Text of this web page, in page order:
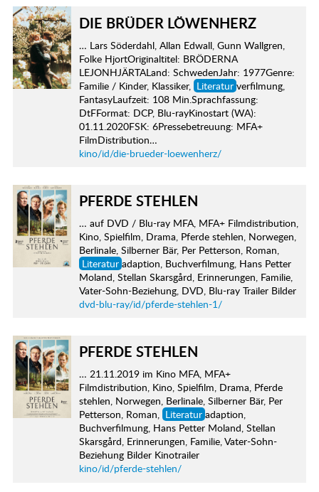
DIE BRÜDER LÖWENHERZ
… Lars Söderdahl, Allan Edwall, Gunn Wallgren,
Folke HjortOriginaltitel: BRÖDERNA
LEJONHJÄRTALand: SchwedenJahr: 1977Genre:
Familie / Kinder, Klassiker, Literatur verfilmung,
FantasyLaufzeit: 108 Min.Sprachfassung:
DtFFormat: DCP, Blu-rayKinostart (WA):
01.11.2020FSK: 6Pressebetreuung: MFA+
FilmDistribution…
kino/id/die-brueder-loewenherz/
PFERDE STEHLEN
… auf DVD / Blu-ray MFA, MFA+ Filmdistribution,
Kino, Spielfilm, Drama, Pferde stehlen, Norwegen,
Berlinale, Silberner Bär, Per Petterson, Roman,
Literatur adaption, Buchverfilmung, Hans Petter
Moland, Stellan Skarsgård, Erinnerungen, Familie,
Vater-Sohn-Beziehung, DVD, Blu-ray Trailer Bilder
dvd-blu-ray/id/pferde-stehlen-1/
PFERDE STEHLEN
… 21.11.2019 im Kino MFA, MFA+
Filmdistribution, Kino, Spielfilm, Drama, Pferde
stehlen, Norwegen, Berlinale, Silberner Bär, Per
Petterson, Roman, Literatur adaption,
Buchverfilmung, Hans Petter Moland, Stellan
Skarsgård, Erinnerungen, Familie, Vater-Sohn-
Beziehung Bilder Kinotrailer
kino/id/pferde-stehlen/